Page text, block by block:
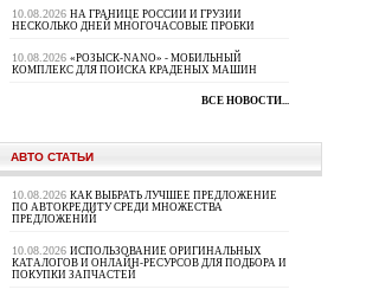
10.08.2026 НА ГРАНИЦЕ РОССИИ И ГРУЗИИ
НЕСКОЛЬКО ДНЕЙ МНОГОЧАСОВЫЕ ПРОБКИ
10.08.2026 «РОЗЫСК-NANO» - МОБИЛЬНЫЙ
КОМПЛЕКС ДЛЯ ПОИСКА КРАДЕНЫХ МАШИН
ВСЕ НОВОСТИ...
АВТО СТАТЬИ
10.08.2026 КАК ВЫБРАТЬ ЛУЧШЕЕ ПРЕДЛОЖЕНИЕ
ПО АВТОКРЕДИТУ СРЕДИ МНОЖЕСТВА
ПРЕДЛОЖЕНИЙ
10.08.2026 ИСПОЛЬЗОВАНИЕ ОРИГИНАЛЬНЫХ
КАТАЛОГОВ И ОНЛАЙН-РЕСУРСОВ ДЛЯ ПОДБОРА И
ПОКУПКИ ЗАПЧАСТЕЙ